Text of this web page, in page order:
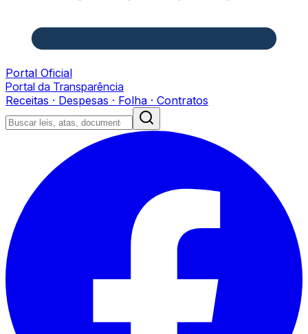
Portal Oficial
Portal da Transparência
Receitas · Despesas · Folha · Contratos